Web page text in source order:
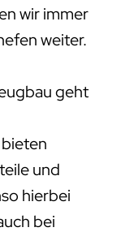
wir immer
weiter.
geht
und
hierbei
bei